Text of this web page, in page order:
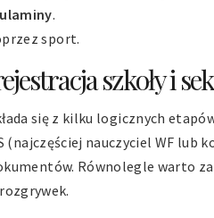
.
sport.
szkoły i
się z kilku logicznych
nauczyciel WF lub
Równolegle warto